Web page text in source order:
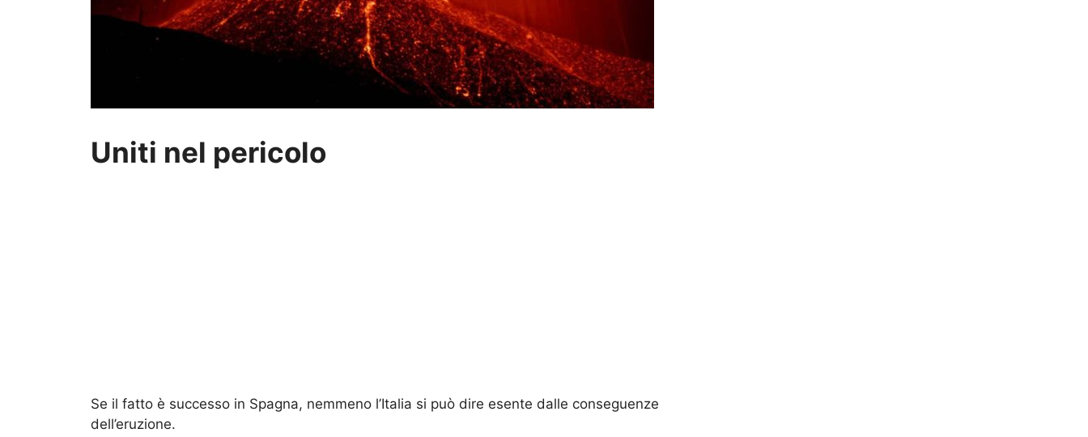
Uniti nel pericolo
Se il fatto è successo in Spagna, nemmeno l’Italia si può dire esente dalle conseguenze
dell’eruzione.